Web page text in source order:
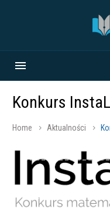
Konkurs
Home Aktualności